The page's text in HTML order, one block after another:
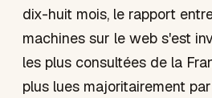
dix-huit mois, le rapport
machines sur le web s'est
les plus consultées de la
plus lues majoritairement